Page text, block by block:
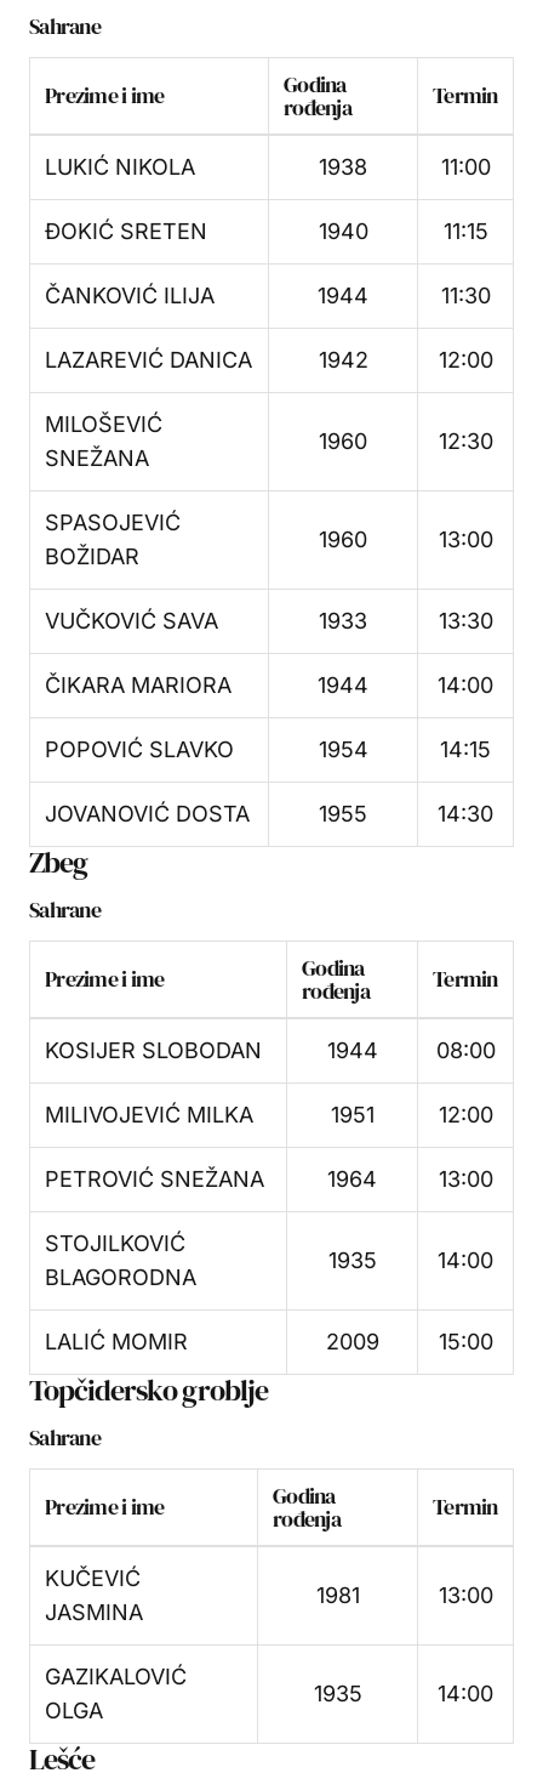
Sahrane
Prezime i ime Godina
rođenja Termin
LUKIĆ NIKOLA 1938 11:00
ĐOKIĆ SRETEN 1940 11:15
ČANKOVIĆ ILIJA 1944 11:30
LAZAREVIĆ DANICA 1942 12:00
MILOŠEVIĆ
SNEŽANA
1960 12:30
SPASOJEVIĆ
BOŽIDAR
1960 13:00
VUČKOVIĆ SAVA 1933 13:30
ČIKARA MARIORA 1944 14:00
POPOVIĆ SLAVKO 1954 14:15
JOVANOVIĆ DOSTA 1955 14:30
Zbeg
Sahrane
Prezime i ime Godina
rođenja Termin
KOSIJER SLOBODAN 1944 08:00
MILIVOJEVIĆ MILKA 1951 12:00
PETROVIĆ SNEŽANA 1964 13:00
STOJILKOVIĆ
BLAGORODNA
1935 14:00
LALIĆ MOMIR 2009 15:00
Topčidersko groblje
Sahrane
Prezime i ime Godina
rođenja Termin
KUČEVIĆ
JASMINA
1981 13:00
GAZIKALOVIĆ
OLGA
1935 14:00
Lešće